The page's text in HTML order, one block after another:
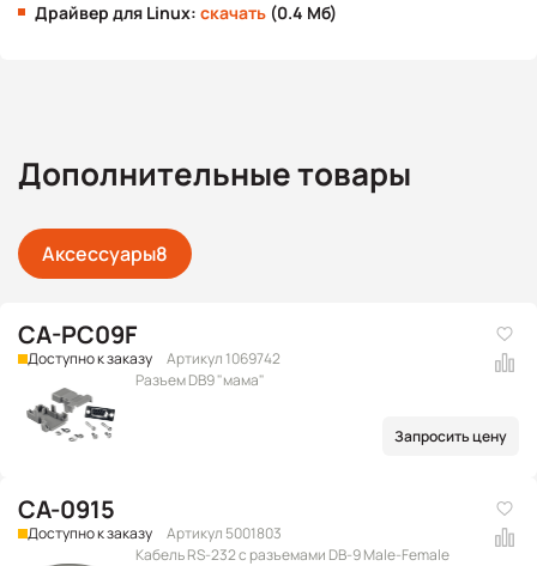
Драйвер для Linux: скачать (0.4 Мб)
Дополнительные товары
Аксессуары8
CA-PC09F
Доступно к заказу
Артикул 1069742
Разъем DB9 "мама"
Запросить цену
CA-0915
Доступно к заказу
Артикул 5001803
Кабель RS-232 с разъемами DB-9 Male-Female